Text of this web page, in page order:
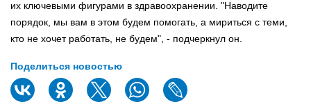
их ключевыми фигурами в здравоохранении. "Наводите
порядок, мы вам в этом будем помогать, а мириться с теми,
кто не хочет работать, не будем", - подчеркнул он.
Поделиться новостью